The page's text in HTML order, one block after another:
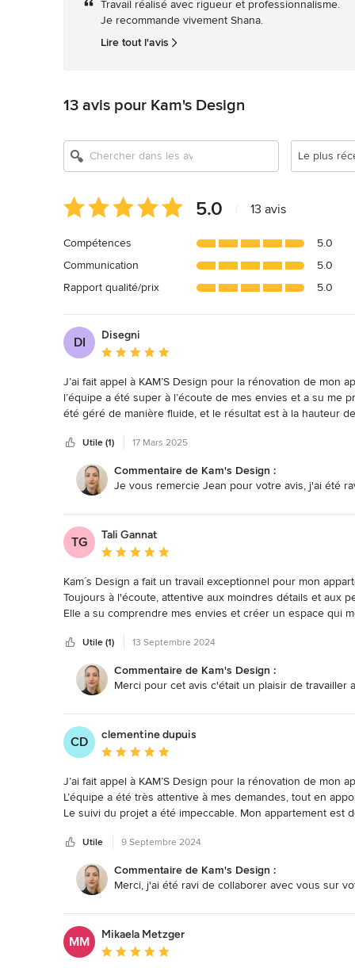
:
5
étoiles
Travail réalisé avec rigueur et professionnalisme.
Je recommande vivement Shana.
Lire tout l'avis
13 avis pour Kam's Design
Le plus
Note
moyenne
5
étoiles
sur
5.0 13 avis
Compétences
5.0
Communication
5.0
Rapport qualité/prix
5.0
DI
Disegni
Note moyenne : 5 étoiles sur 5
J’ai fait appel à KAM’S Design pour la rénovation de
l’équipe a été super à l’écoute de mes envies et a su me
été géré de manière fluide, et le résultat est à la hauteur
Utile (1) 17 Mars 2025
Commentaire de Kam's Design :
Je vous remercie Jean pour votre avis, j'ai été
TG
Tali Gannat
Note moyenne : 5 étoiles sur 5
Kam´s Design a fait un travail exceptionnel pour mon
Toujours à l'écoute, attentive aux moindres détails et aux
Elle a su comprendre mes envies et créer un espace qui
Grâce à son professionnalisme et à son sens du détail, le
ses services pour un intérieur à la fois fonctionnel et
Utile (1) 13 Septembre 2024
Commentaire de Kam's Design :
Merci pour cet avis c'était un plaisir de travailler
CD
clementine dupuis
Note moyenne : 5 étoiles sur 5
J’ai fait appel à KAM’S Design pour la rénovation de mon
L’équipe a été très attentive à mes demandes, tout en
Le suivi du projet a été impeccable. Mon appartement est
Utile 9 Septembre 2024
Commentaire de Kam's Design :
Merci, j'ai été ravi de collaborer avec vous sur
MM
Mikaela Metzger
Note moyenne : 5 étoiles sur 5